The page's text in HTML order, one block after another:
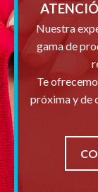
Nuestra
gama de
Te
próxima y de